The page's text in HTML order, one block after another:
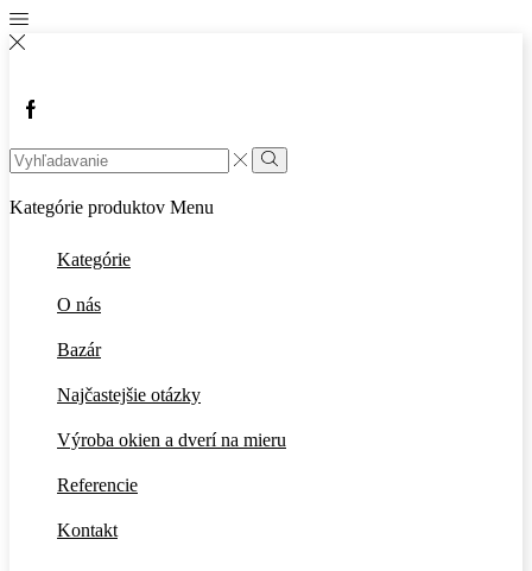
Kategórie produktov Menu
Kategórie
O nás
Bazár
Najčastejšie otázky
Výroba okien a dverí na mieru
Referencie
Kontakt